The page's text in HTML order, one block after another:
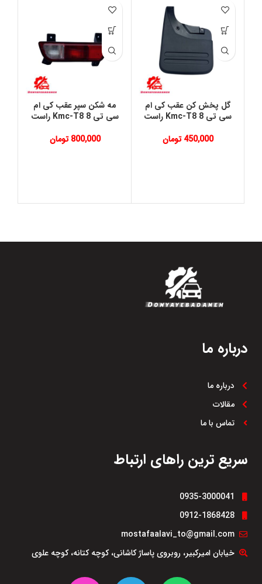
گل پخش کن عقب کی ام
سی تی 8 Kmc-T8 راست
450,000 تومان
مه شکن سپر عقب کی ام
سی تی 8 Kmc-T8 راست
800,000 تومان
درباره ما
درباره ما
مقالات
تماس با ما
سریع ترین راهای ارتباط
0935-3000041
0912-1868428
mostafaalavi_to@gmail.com
خیابان امیرکبیر، روبروی پاساژ کاشانی، کوچه کتانه، کوچه علوی